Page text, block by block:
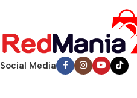
Social Media